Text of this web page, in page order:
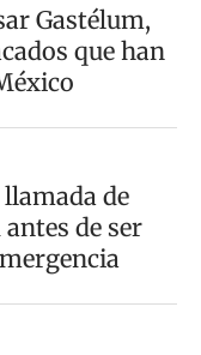
Gastélum,
que han
de
de ser